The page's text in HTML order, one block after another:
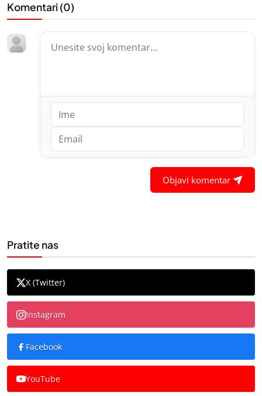
Komentari (0)
Objavi komentar
Pratite nas
X (Twitter)
Instagram
Facebook
YouTube